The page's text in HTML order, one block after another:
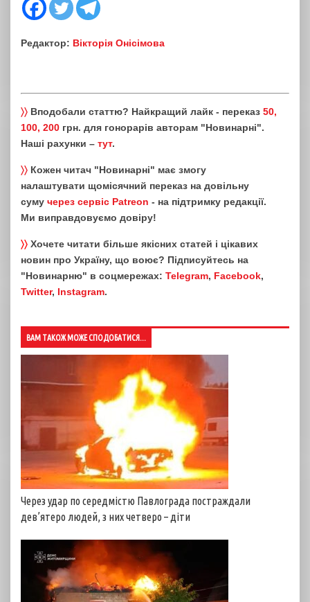
Редактор: Вікторія Онісімова
〉〉 Вподобали статтю? Найкращий лайк - переказ 50,
100, 200 грн. для гонорарів авторам "Новинарні".
Наші рахунки – тут.
〉〉 Кожен читач "Новинарні" має змогу
налаштувати щомісячний переказ на довільну
суму через сервіс Patreon - на підтримку редакції.
Ми виправдовуємо довіру!
〉〉 Хочете читати більше якісних статей і цікавих
новин про Україну, що воює? Підписуйтесь на
"Новинарню" в соцмережах: Telegram, Facebook,
Twitter, Instagram.
ВАМ ТАКОЖ МОЖЕ СПОДОБАТИСЯ...
Через удар по середмістю Павлограда постраждали
дев’ятеро людей, з них четверо – діти